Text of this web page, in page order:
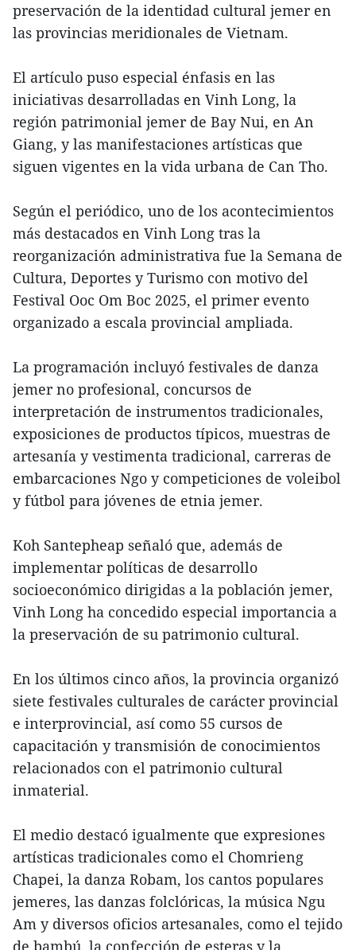
preservación de la identidad cultural jemer en
las provincias meridionales de Vietnam.
El artículo puso especial énfasis en las
iniciativas desarrolladas en Vinh Long, la
región patrimonial jemer de Bay Nui, en An
Giang, y las manifestaciones artísticas que
siguen vigentes en la vida urbana de Can Tho.
Según el periódico, uno de los acontecimientos
más destacados en Vinh Long tras la
reorganización administrativa fue la Semana de
Cultura, Deportes y Turismo con motivo del
Festival Ooc Om Boc 2025, el primer evento
organizado a escala provincial ampliada.
La programación incluyó festivales de danza
jemer no profesional, concursos de
interpretación de instrumentos tradicionales,
exposiciones de productos típicos, muestras de
artesanía y vestimenta tradicional, carreras de
embarcaciones Ngo y competiciones de voleibol
y fútbol para jóvenes de etnia jemer.
Koh Santepheap señaló que, además de
implementar políticas de desarrollo
socioeconómico dirigidas a la población jemer,
Vinh Long ha concedido especial importancia a
la preservación de su patrimonio cultural.
En los últimos cinco años, la provincia organizó
siete festivales culturales de carácter provincial
e interprovincial, así como 55 cursos de
capacitación y transmisión de conocimientos
relacionados con el patrimonio cultural
inmaterial.
El medio destacó igualmente que expresiones
artísticas tradicionales como el Chomrieng
Chapei, la danza Robam, los cantos populares
jemeres, las danzas folclóricas, la música Ngu
Am y diversos oficios artesanales, como el tejido
de bambú, la confección de esteras y la